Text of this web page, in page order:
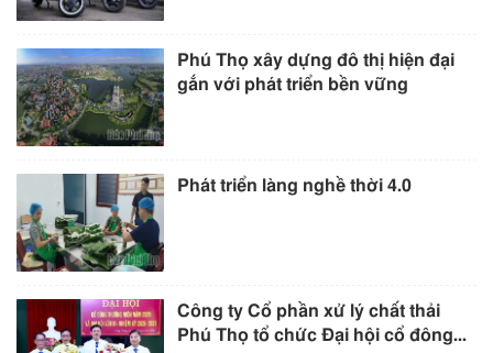
Phú Thọ xây dựng đô thị hiện đại
gắn với phát triển bền vững
Phát triển làng nghề thời 4.0
Công ty Cổ phần xử lý chất thải
Phú Thọ tổ chức Đại hội cổ đông...